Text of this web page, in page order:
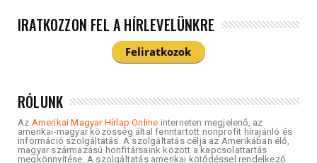
IRATKOZZON FEL A HÍRLEVELÜNKRE
RÓLUNK
Az Amerikai Magyar Hírlap Online interneten megjelenő, az
amerikai-magyar közösség által fenntartott nonprofit hírajánló és
információ szolgáltatás. A szolgáltatás célja az Amerikában élő,
magyar származású honfitársaink között a kapcsolattartás
megkönnyítése. A szolgáltatás amerikai kötődéssel rendelkező